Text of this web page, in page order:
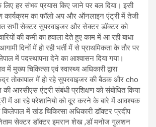
लिए हर संभव प्रयास किए जाने पर बल दिया। इसी
कार्यक्रम का फॉलो अप और ऑनलाइन एंट्री में तेजी
सभी सेक्टर सुपरवाइजर और सेक्टर डॉक्टर को
की कमी का हवाला देते हुए काम में आ रही बाधा
दिनों में हो रही भर्ती में से प्राथमिकता के तौर पर
में पदस्थापना देने का आश्वासन दिया गया।
में मुख्य चिकित्सा एवं स्वास्थ्य अधिकारी द्वारा
तोकापाल में हो रहे सुपरवाइजर की बैठक और cho
आरसीएस एंट्री संबंधी प्रशिक्षण को संबोधित किया
में आ रहे परेशानियो को दूर करने के बारे में आवश्यक
किलेपाल में खंड चिकित्सा अधिकारी डॉक्टर प्रदीप
सेक्टर डॉक्टर इमरान शेख ,डॉ मनोज गुलशन